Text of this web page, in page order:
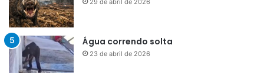
Água correndo solta
23 de abril de 2026